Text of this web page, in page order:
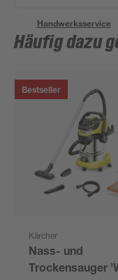
Handwerksservice
Häufig dazu
Bestseller
Kärcher
Nass- und
Trockensauger